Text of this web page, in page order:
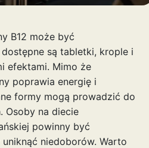
B12 może być
są tabletki, krople i
efektami. Mimo że
poprawia energię i
formy mogą prowadzić do
Osoby na diecie
powinny być
niedoborów. Warto